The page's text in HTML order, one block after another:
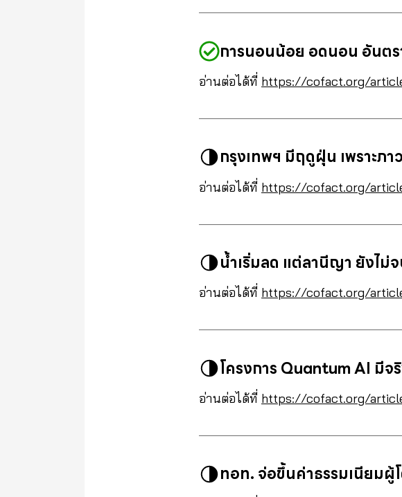
การนอนน้อย อดนอน อันต
อ่านต่อได้ที่ https://cofact.org/
กรุงเทพฯ มีฤดูฝุ่น เพราะภ
อ่านต่อได้ที่ https://cofact.org/
น้ำเริ่มลด แต่ลานีญา ยังไม่
อ่านต่อได้ที่ https://cofact.org/
โครงการ Quantum AI มี
อ่านต่อได้ที่ https://cofact.org/
ทอท. จ่อขึ้นค่าธรรมเนียมผู้